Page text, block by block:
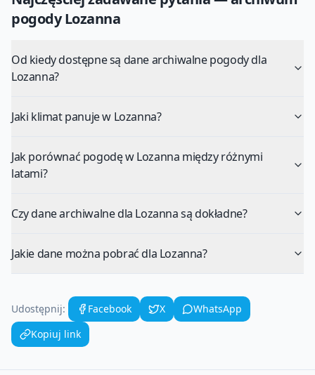
pogodyLozanna
Od kiedy dostępne są dane archiwalne pogody dla
Lozanna?
Jaki klimat panuje w Lozanna?
Jak porównać pogodę w Lozanna między różnymi
latami?
Czy dane archiwalne dla Lozanna są dokładne?
Jakie dane można pobrać dla Lozanna?
Udostępnij: Facebook X
WhatsApp
Kopiuj link